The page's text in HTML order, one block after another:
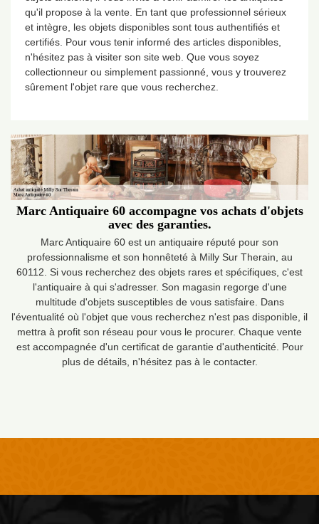
qu'il propose à la vente. En tant que professionnel sérieux
et intègre, les objets disponibles sont tous authentifiés et
certifiés. Pour vous tenir informé des articles disponibles,
n'hésitez pas à visiter son site web. Que vous soyez
collectionneur ou simplement passionné, vous y trouverez
sûrement l'objet rare que vous recherchez.
Marc Antiquaire 60 accompagne vos achats d'objets
avec des garanties.
Marc Antiquaire 60 est un antiquaire réputé pour son
professionnalisme et son honnêteté à Milly Sur Therain, au
60112. Si vous recherchez des objets rares et spécifiques, c'est
l'antiquaire à qui s'adresser. Son magasin regorge d'une
multitude d'objets susceptibles de vous satisfaire. Dans
l'éventualité où l'objet que vous recherchez n'est pas disponible, il
mettra à profit son réseau pour vous le procurer. Chaque vente
est accompagnée d'un certificat de garantie d'authenticité. Pour
plus de détails, n'hésitez pas à le contacter.